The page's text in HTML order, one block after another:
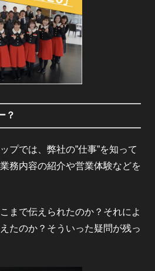
？
プでは、弊社の”仕事”を知って
務内容の紹介や営業体験などを
まで伝えられたのか？それによ
たのか？そういった疑問が残っ